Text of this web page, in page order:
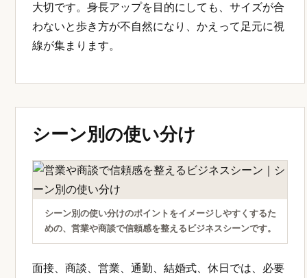
大切です。身長アップを目的にしても、サイズが合
わないと歩き方が不自然になり、かえって足元に視
線が集まります。
シーン別の使い分け
シーン別の使い分けのポイントをイメージしやすくするた
めの、営業や商談で信頼感を整えるビジネスシーンです。
面接、商談、営業、通勤、結婚式、休日では、必要